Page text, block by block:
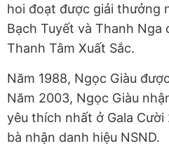
hoi đoạt được giải thưởng
Bạch Tuyết và Thanh Nga
Thanh Tâm Xuất Sắc.
Năm 1988, Ngọc Giàu
Năm 2003, Ngọc Giàu
yêu thích nhất ở Gala
bà nhận danh hiệu NSND.